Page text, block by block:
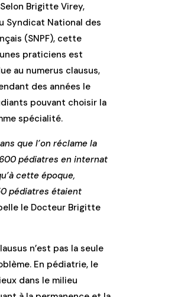
Brigitte Virey,
Syndicat National des
(SNPF), cette
praticiens est
au numerus clausus,
des années le
pouvant choisir la
spécialité.
que l’on réclame la
pédiatres en internat
cette époque,
pédiatres étaient
le Docteur Brigitte
n’est pas la seule
En pédiatrie, le
dans le milieu